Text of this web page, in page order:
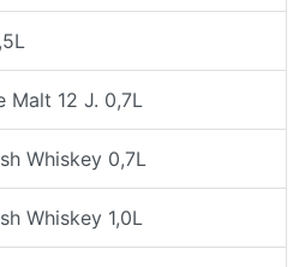
Malt 12 J. 0,7L
Whiskey 0,7L
Whiskey 1,0L